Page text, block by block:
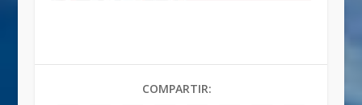
COMPARTIR: